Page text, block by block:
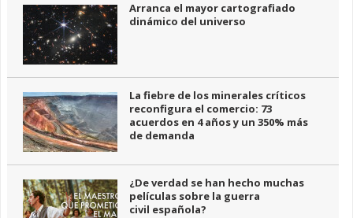
Arranca el mayor cartografiado
dinámico del universo
La fiebre de los minerales críticos
reconfigura el comercio: 73
acuerdos en 4 años y un 350% más
de demanda
¿De verdad se han hecho muchas
películas sobre la guerra
civil española?